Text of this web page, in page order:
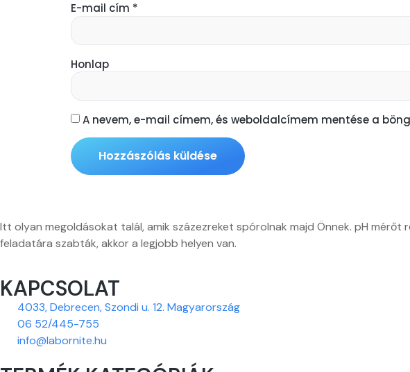
E-mail cím *
Honlap
A nevem, e-mail címem, és weboldalcímem mentése a
Itt olyan megoldásokat talál, amik százezreket spórolnak majd Önnek. pH
feladatára szabták, akkor a legjobb helyen van.
KAPCSOLAT
4033, Debrecen, Szondi u. 12. Magyarország
06 52/445-755
info@labornite.hu